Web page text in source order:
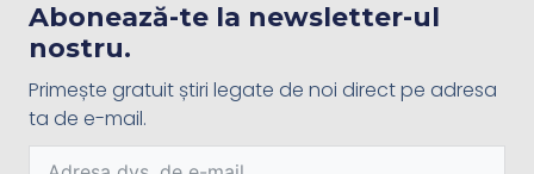
Abonează-te la newsletter-ul
nostru.
Primește gratuit știri legate de noi direct pe adresa
ta de e-mail.